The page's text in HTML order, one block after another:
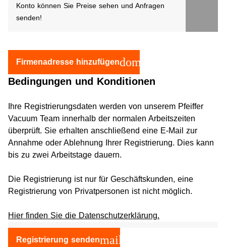
Konto können Sie Preise sehen und Anfragen
senden!
Firmenadresse hinzufügendomain
Bedingungen und Konditionen
Ihre Registrierungsdaten werden von unserem Pfeiffer
Vacuum Team innerhalb der normalen Arbeitszeiten
überprüft. Sie erhalten anschließend eine E-Mail zur
Annahme oder Ablehnung Ihrer Registrierung. Dies kann
bis zu zwei Arbeitstage dauern.
Die Registrierung ist nur für Geschäftskunden, eine
Registrierung von Privatpersonen ist nicht möglich.
Hier finden Sie die Datenschutzerklärung.
Registrierung sendenmail_outline